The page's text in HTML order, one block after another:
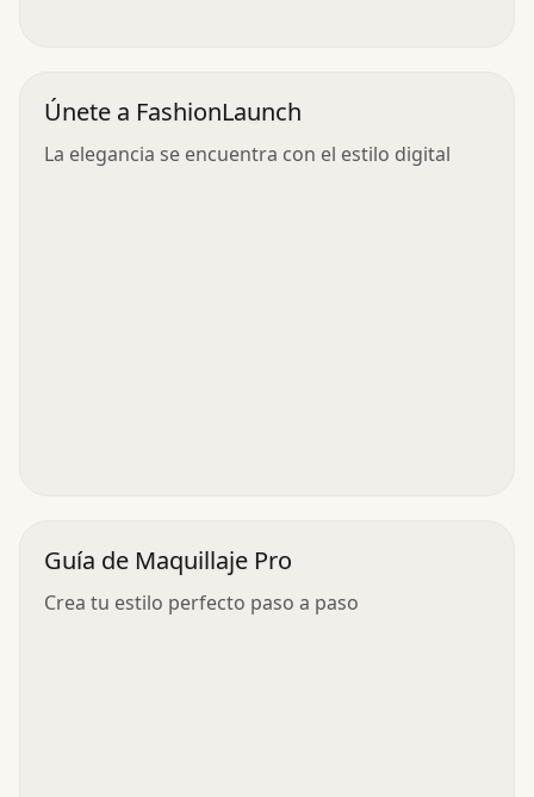
Únete a FashionLaunch
La elegancia se encuentra con el estilo digital
Guía de Maquillaje Pro
Crea tu estilo perfecto paso a paso